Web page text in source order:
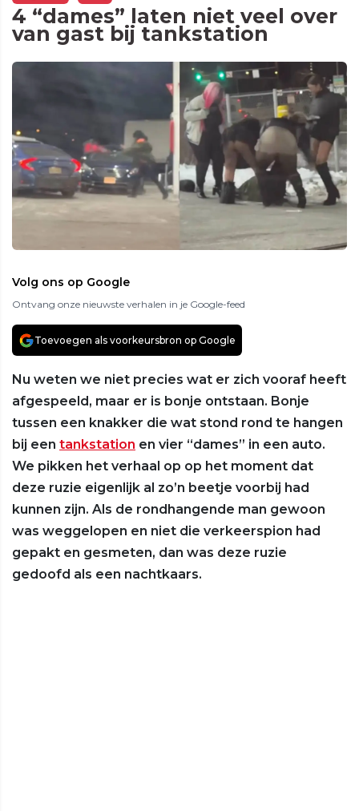
4 “dames” laten niet veel over
van gast bij tankstation
Volg ons op Google
Ontvang onze nieuwste verhalen in je Google-feed
Toevoegen als voorkeursbron op Google
Nu weten we niet precies wat er zich vooraf heeft
afgespeeld, maar er is bonje ontstaan. Bonje
tussen een knakker die wat stond rond te hangen
bij een tankstation en vier “dames” in een auto.
We pikken het verhaal op op het moment dat
deze ruzie eigenlijk al zo’n beetje voorbij had
kunnen zijn. Als de rondhangende man gewoon
was weggelopen en niet die verkeerspion had
gepakt en gesmeten, dan was deze ruzie
gedoofd als een nachtkaars.